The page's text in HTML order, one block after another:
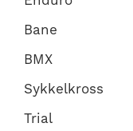
Bane
BMX
Sykkelkross
Trial